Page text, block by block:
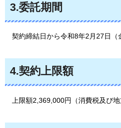
3.委託期間
契約締結日から令和8年2月27日（
4.契約上限額
上限額2,369,000円（消費税及び地